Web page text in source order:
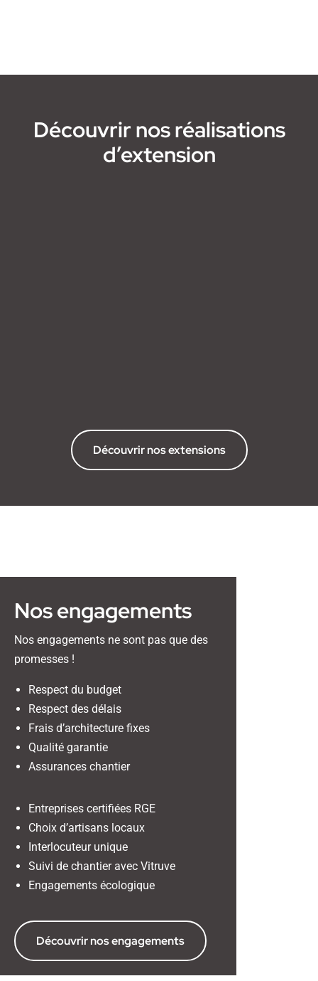
Découvrir nos réalisations
d’extension
Découvrir nos extensions
Nos engagements
Nos engagements ne sont pas que des
promesses !
Respect du budget
Respect des délais
Frais d’architecture fixes
Qualité garantie
Assurances chantier
Entreprises certifiées RGE
Choix d’artisans locaux
Interlocuteur unique
Suivi de chantier avec Vitruve
Engagements écologique
Découvrir nos engagements